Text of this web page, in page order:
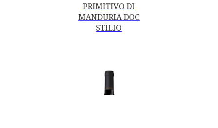
PRIMITIVO DI
MANDURIA DOC
STILIO